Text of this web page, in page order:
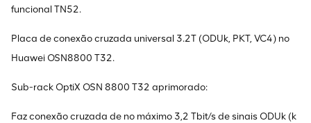
funcional TN52.
Placa de conexão cruzada universal 3.2T (ODUk, PKT, VC4) no
Huawei OSN8800 T32.
Sub-rack OptiX OSN 8800 T32 aprimorado:
Faz conexão cruzada de no máximo 3,2 Tbit/s de sinais ODUk (k